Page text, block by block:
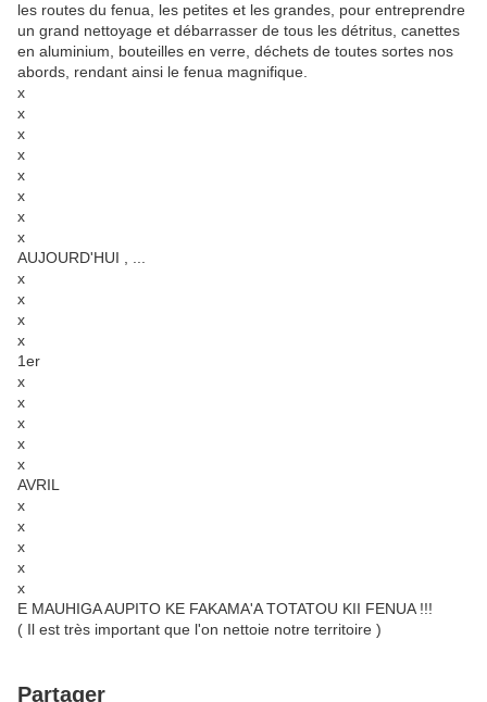
les routes du fenua, les petites et les grandes, pour entreprendre
un grand nettoyage et débarrasser de tous les détritus, canettes
en aluminium, bouteilles en verre, déchets de toutes sortes nos
abords, rendant ainsi le fenua magnifique.
x
x
x
x
x
x
x
x
AUJOURD'HUI , ...
x
x
x
x
1er
x
x
x
x
x
AVRIL
x
x
x
x
x
E MAUHIGA AUPITO KE FAKAMA'A TOTATOU KII FENUA !!!
( Il est très important que l'on nettoie notre territoire )
Partager